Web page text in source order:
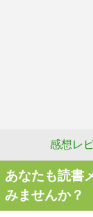
感想レ
あなたも読書
みませんか？